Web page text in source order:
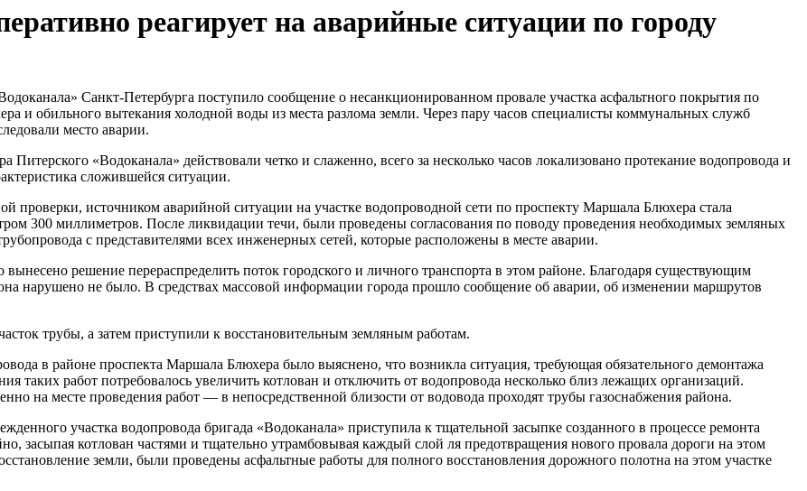
реагирует на аварийные ситуации по городу
Санкт-Петербурга поступило сообщение о несанкционированном провале участка асфальтного покрытия по
и обильного вытекания холодной воды из места разлома земли. Через пару часов специалисты коммунальных служб
место аварии.
Питерского «Водоканала» действовали четко и слаженно, всего за несколько часов локализовано протекание водопровода и
сложившейся ситуации.
проверки, источником аварийной ситуации на участке водопроводной сети по проспекту Маршала Блюхера стала
300 миллиметров. После ликвидации течи, были проведены согласования по поводу проведения необходимых земляных
с представителями всех инженерных сетей, которые расположены в месте аварии.
решение перераспределить поток городского и личного транспорта в этом районе. Благодаря существующим
нарушено не было. В средствах массовой информации города прошло сообщение об аварии, об изменении маршрутов
трубы, а затем приступили к восстановительным земляным работам.
в районе проспекта Маршала Блюхера было выяснено, что возникла ситуация, требующая обязательного демонтажа
таких работ потребовалось увеличить котлован и отключить от водопровода несколько близ лежащих организаций.
на месте проведения работ — в непосредственной близости от водовода проходят трубы газоснабжения района.
участка водопровода бригада «Водоканала» приступила к тщательной засыпке созданного в процессе ремонта
засыпая котлован частями и тщательно утрамбовывая каждый слой ля предотвращения нового провала дороги на этом
земли, были проведены асфальтные работы для полного восстановления дорожного полотна на этом участке